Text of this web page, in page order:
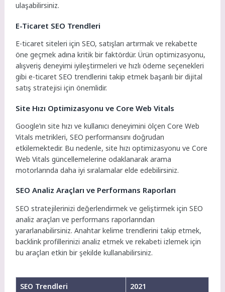
ulaşabilirsiniz.
E-Ticaret SEO Trendleri
E-ticaret siteleri için SEO, satışları artırmak ve rekabette
öne geçmek adına kritik bir faktördür. Ürün optimizasyonu,
alışveriş deneyimi iyileştirmeleri ve hızlı ödeme seçenekleri
gibi e-ticaret SEO trendlerini takip etmek başarılı bir dijital
satış stratejisi için önemlidir.
Site Hızı Optimizasyonu ve Core Web Vitals
Google’ın site hızı ve kullanıcı deneyimini ölçen Core Web
Vitals metrikleri, SEO performansını doğrudan
etkilemektedir. Bu nedenle, site hızı optimizasyonu ve Core
Web Vitals güncellemelerine odaklanarak arama
motorlarında daha iyi sıralamalar elde edebilirsiniz.
SEO Analiz Araçları ve Performans Raporları
SEO stratejilerinizi değerlendirmek ve geliştirmek için SEO
analiz araçları ve performans raporlarından
yararlanabilirsiniz. Anahtar kelime trendlerini takip etmek,
backlink profillerinizi analiz etmek ve rekabeti izlemek için
bu araçları etkin bir şekilde kullanabilirsiniz.
SEO Trendleri
2021